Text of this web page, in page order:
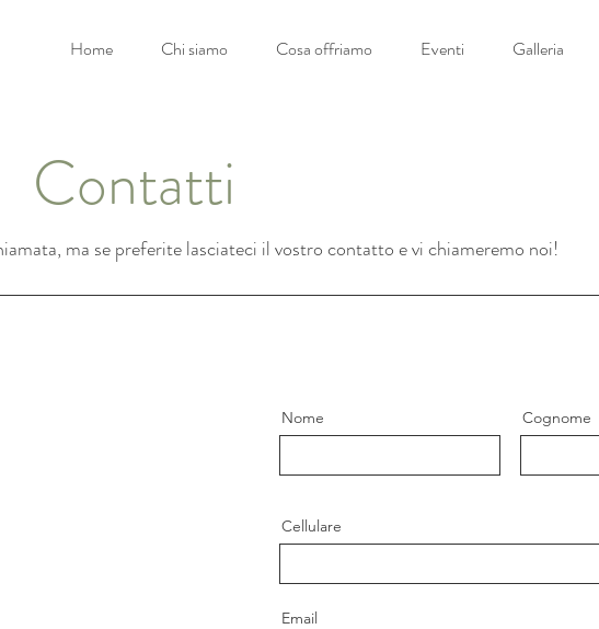
Home Chi siamo Cosa offriamo Eventi Galleria
Contatti
ma se preferite lasciateci il vostro contatto e vi chiameremo noi!
Nome Cognome
Cellulare
Email